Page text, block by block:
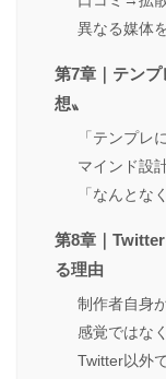
異なる媒体
第7章｜テン
想〟
「テンプレ
マインド設
「なんとな
第8章｜
る理由
制作者自身
感覚ではな
Twitter以外